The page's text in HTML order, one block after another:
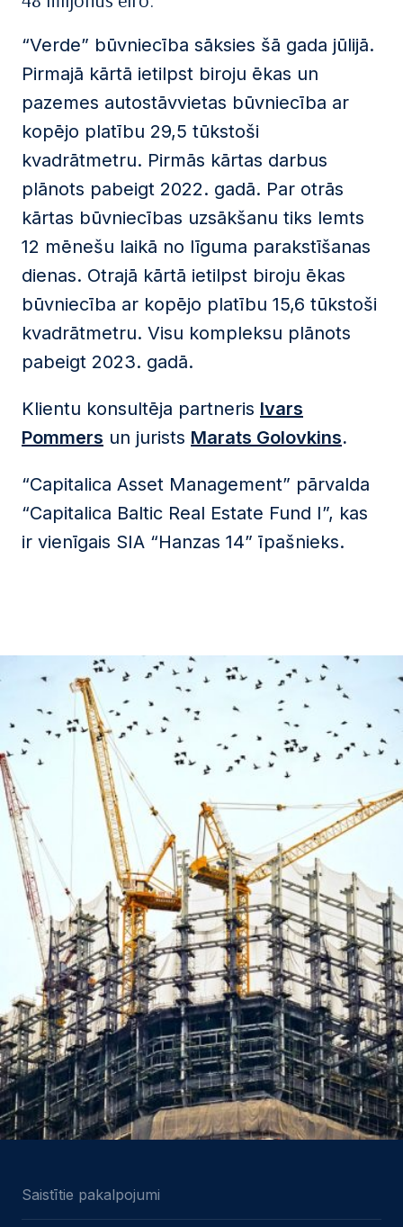
“Verde” būvniecība sāksies šā gada jūlijā.
Pirmajā kārtā ietilpst biroju ēkas un
pazemes autostāvvietas būvniecība ar
kopējo platību 29,5 tūkstoši
kvadrātmetru. Pirmās kārtas darbus
plānots pabeigt 2022. gadā. Par otrās
kārtas būvniecības uzsākšanu tiks lemts
12 mēnešu laikā no līguma parakstīšanas
dienas. Otrajā kārtā ietilpst biroju ēkas
būvniecība ar kopējo platību 15,6 tūkstoši
kvadrātmetru. Visu kompleksu plānots
pabeigt 2023. gadā.
Klientu konsultēja partneris Ivars
Pommers un jurists Marats Golovkins.
“Capitalica Asset Management” pārvalda
“Capitalica Baltic Real Estate Fund I”, kas
ir vienīgais SIA “Hanzas 14” īpašnieks.
Saistītie pakalpojumi